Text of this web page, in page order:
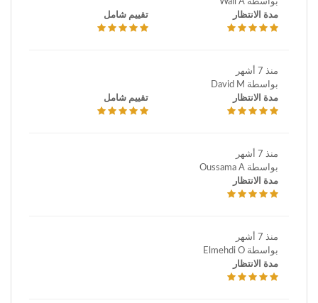
مدة الانتظار
تقييم شامل
منذ 7 أشهر
بواسطة David M
مدة الانتظار
تقييم شامل
منذ 7 أشهر
بواسطة Oussama A
مدة الانتظار
منذ 7 أشهر
بواسطة Elmehdi O
مدة الانتظار